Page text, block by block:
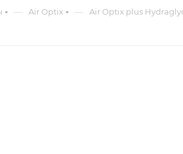
— Air Optix — Air Optix plus